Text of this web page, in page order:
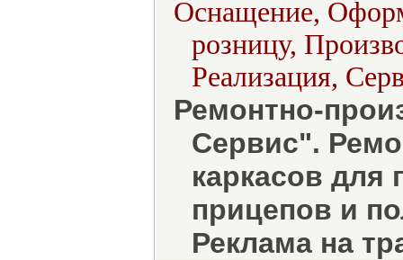
Оснащение,
розницу,
Реализация,
Ремонтно-
Сервис".
каркасов для
прицепов и
Реклама на